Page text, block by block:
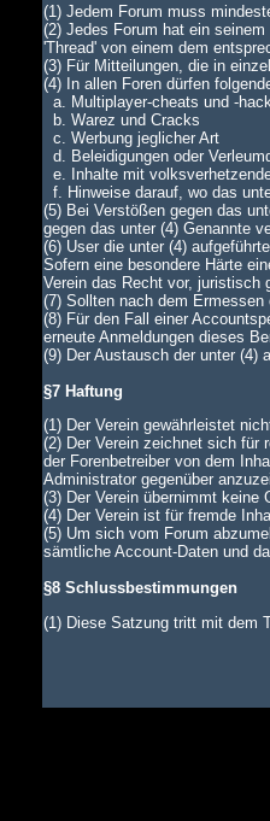
(1) Jedem Forum muss
(2) Jedes Forum hat ein
'Thread' von einem dem
(3) Für Mitteilungen, die in
(4) In allen Foren dürfen
a. Multiplayer-cheats und -
b. Warez und Cracks
c. Werbung jeglicher Art
d. Beleidigungen oder
e. Inhalte mit
f. Hinweise darauf, wo das
(5) Bei Verstößen gegen das
gegen das unter (4) Genannte
(6) User die unter (4)
Sofern eine besondere Härte
Verein das Recht vor, juristisch
(7) Sollten nach dem Ermessen
(8) Für den Fall einer
erneute Anmeldungen dieses
(9) Der Austausch der unter (4)
§7 Haftung
(1) Der Verein gewährleistet
(2) Der Verein zeichnet sich für
der Forenbetreiber von dem
Administrator gegenüber
(3) Der Verein übernimmt keine
(4) Der Verein ist für fremde
(5) Um sich vom Forum
sämtliche Account-Daten und
§8 Schlussbestimmungen
(1) Diese Satzung tritt mit dem